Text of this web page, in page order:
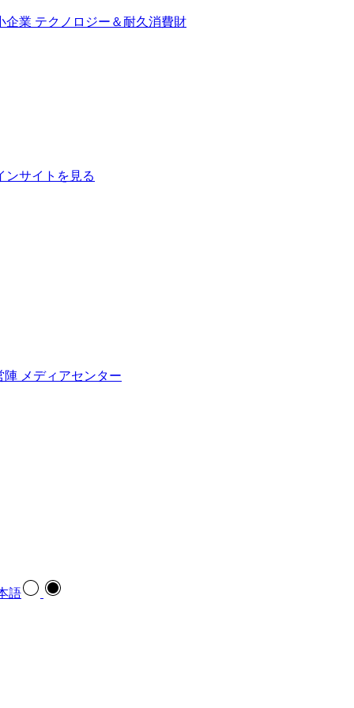
企業 テクノロジー＆耐久消費財
ンサイトを見る
陣 メディアセンター
語